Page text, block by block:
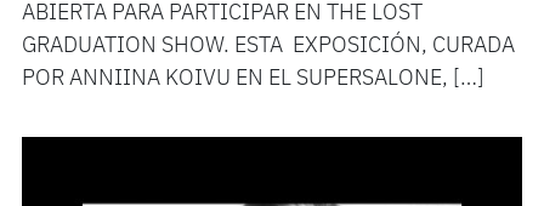
ABIERTA PARA PARTICIPAR EN THE LOST
GRADUATION SHOW. ESTA EXPOSICIÓN, CURADA
POR ANNIINA KOIVU EN EL SUPERSALONE, […]